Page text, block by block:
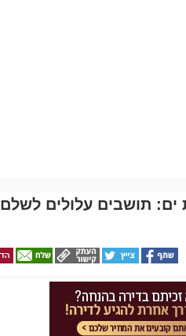
תושבים עלולים לשלם